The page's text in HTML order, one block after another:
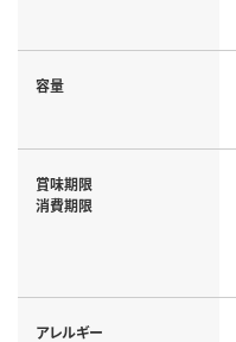
容量
賞味期限
消費期限
アレルギー